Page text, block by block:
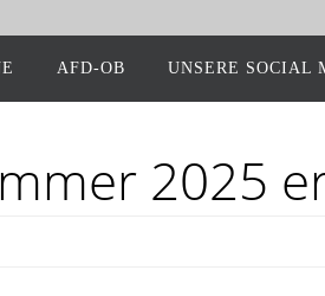
AFD-OB UNSE­RE SOCIAL
2025